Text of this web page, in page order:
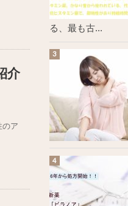
介
のア
る、最も古...